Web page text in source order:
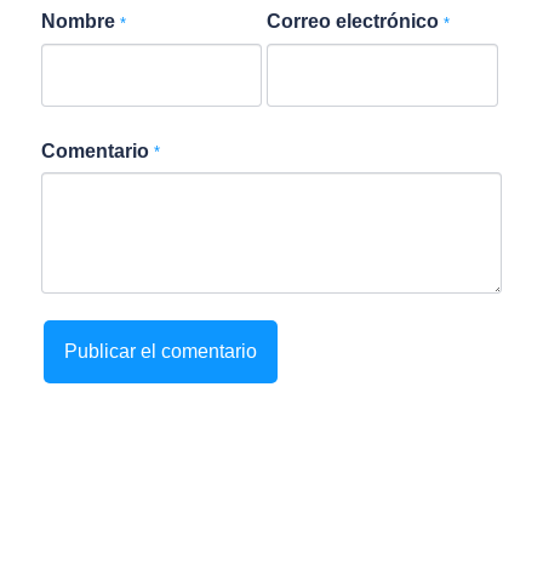
Nombre * Correo electrónico*
Comentario *